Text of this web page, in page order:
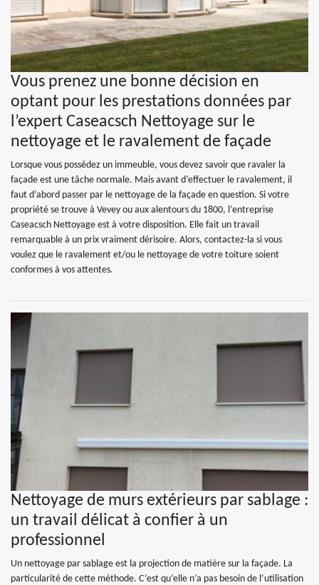
Vous prenez une bonne décision en
optant pour les prestations données par
l’expert Caseacsch Nettoyage sur le
nettoyage et le ravalement de façade
Lorsque vous possédez un immeuble, vous devez savoir que ravaler la
façade est une tâche normale. Mais avant d’effectuer le ravalement, il
faut d’abord passer par le nettoyage de la façade en question. Si votre
propriété se trouve à Vevey ou aux alentours du 1800, l’entreprise
Caseacsch Nettoyage est à votre disposition. Elle fait un travail
remarquable à un prix vraiment dérisoire. Alors, contactez-la si vous
voulez que le ravalement et/ou le nettoyage de votre toiture soient
conformes à vos attentes.
Nettoyage de murs extérieurs par sablage :
un travail délicat à confier à un
professionnel
Un nettoyage par sablage est la projection de matière sur la façade. La
particularité de cette méthode. C’est qu’elle n’a pas besoin de l’utilisation